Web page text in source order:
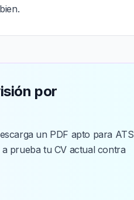
por
un PDF apto para ATS
prueba tu CV actual contra